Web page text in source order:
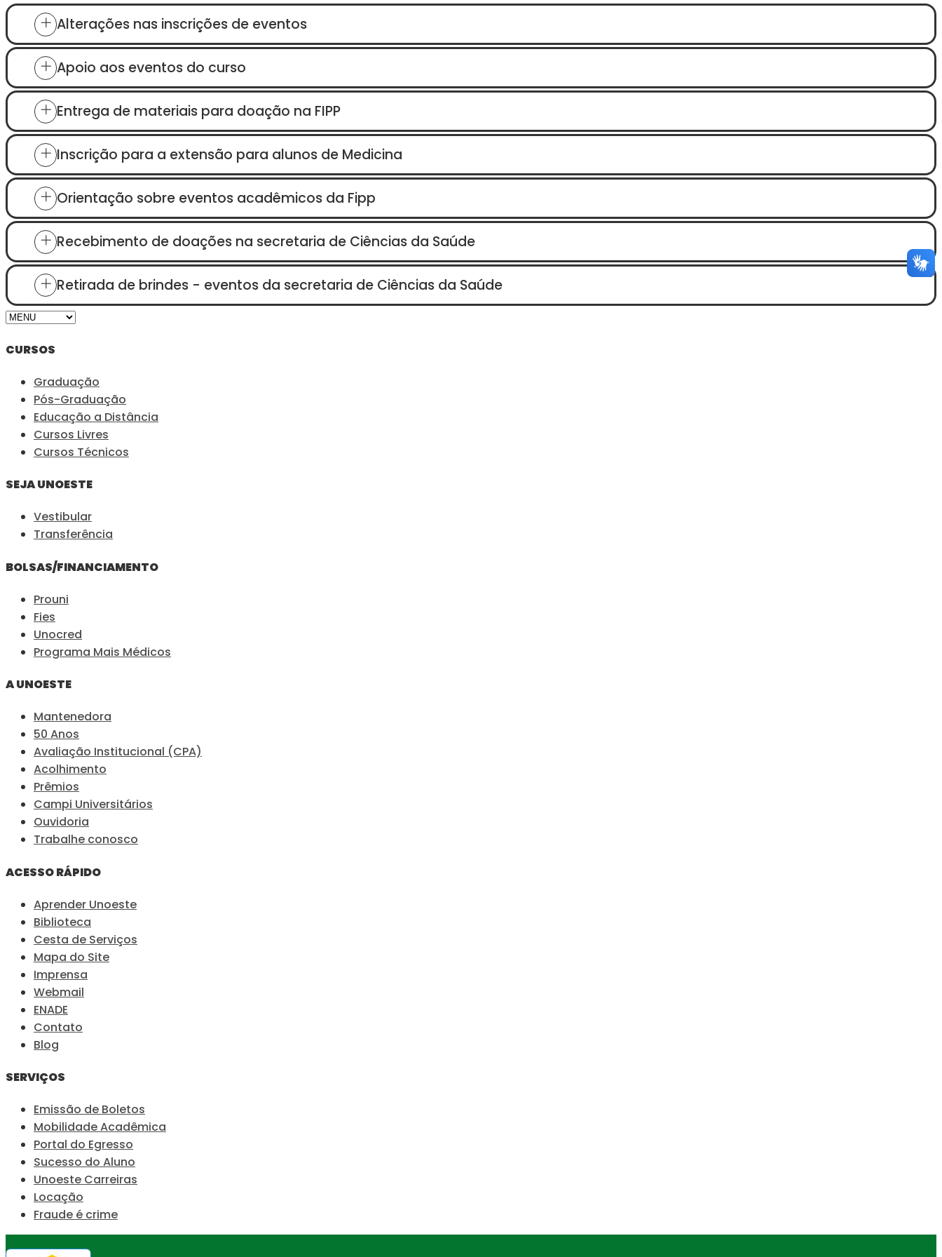
Alterações nas inscrições de eventos
Apoio aos eventos do curso
Entrega de materiais para doação na FIPP
Inscrição para a extensão para alunos de Medicina
Orientação sobre eventos acadêmicos da Fipp
Recebimento de doações na secretaria de Ciências da Saúde
Retirada de brindes - eventos da secretaria de Ciências da Saúde
CURSOS
Graduação
Pós-Graduação
Educação a Distância
Cursos Livres
Cursos Técnicos
SEJA UNOESTE
Vestibular
Transferência
BOLSAS/FINANCIAMENTO
Prouni
Fies
Unocred
Programa Mais Médicos
A UNOESTE
Mantenedora
50 Anos
Avaliação Institucional (CPA)
Acolhimento
Prêmios
Campi Universitários
Ouvidoria
Trabalhe conosco
ACESSO RÁPIDO
Aprender Unoeste
Biblioteca
Cesta de Serviços
Mapa do Site
Imprensa
Webmail
ENADE
Contato
Blog
SERVIÇOS
Emissão de Boletos
Mobilidade Acadêmica
Portal do Egresso
Sucesso do Aluno
Unoeste Carreiras
Locação
Fraude é crime